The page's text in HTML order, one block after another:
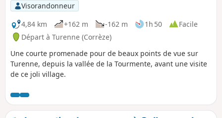
Visorandonneur
4,84 km
+162 m -162 m 1h 50
Facile
Départ à Turenne (Corrèze)
Une courte promenade pour de beaux points de vue sur
Turenne, depuis la vallée de la Tourmente, avant une visite
de ce joli village.